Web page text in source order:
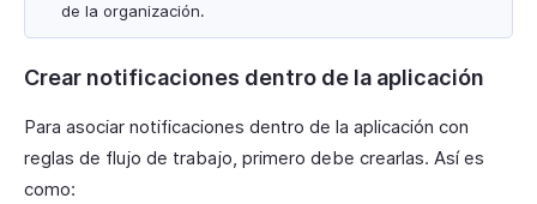
de la organización.
Crear notificaciones dentro de la aplicación
Para asociar notificaciones dentro de la aplicación con
reglas de flujo de trabajo, primero debe crearlas. Así es
como: